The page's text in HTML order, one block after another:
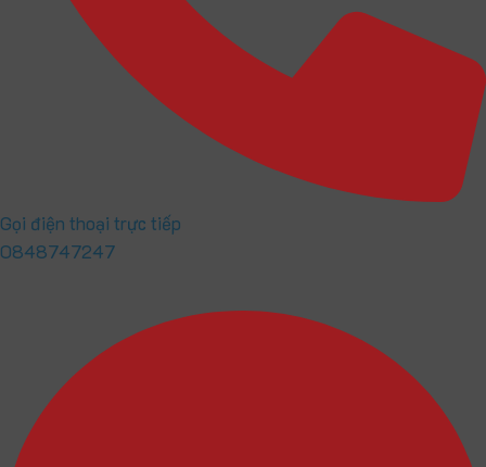
Gọi điện thoại trực tiếp
0848747247